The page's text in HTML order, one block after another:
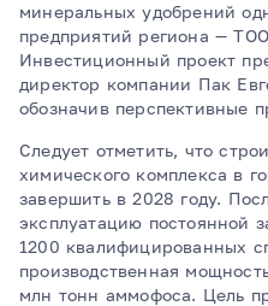
минеральных удобрений
предприятий региона —
Инвестиционный проект
директор компании Пак
обозначив перспективные
Следует отметить, что
химического комплекса в
завершить в 2028 году.
эксплуатацию постоянной
1200 квалифицированных
производственная
млн тонн аммофоса. Цель